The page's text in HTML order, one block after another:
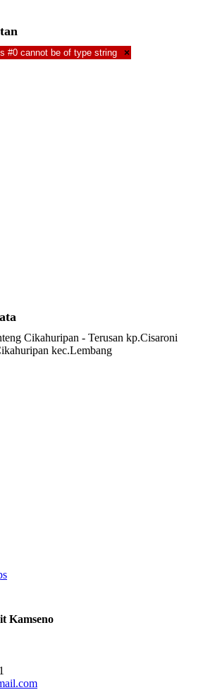
#0 cannot be of type string ×
Cikahuripan - Terusan kp.Cisaroni
kec.Lembang
Kamseno